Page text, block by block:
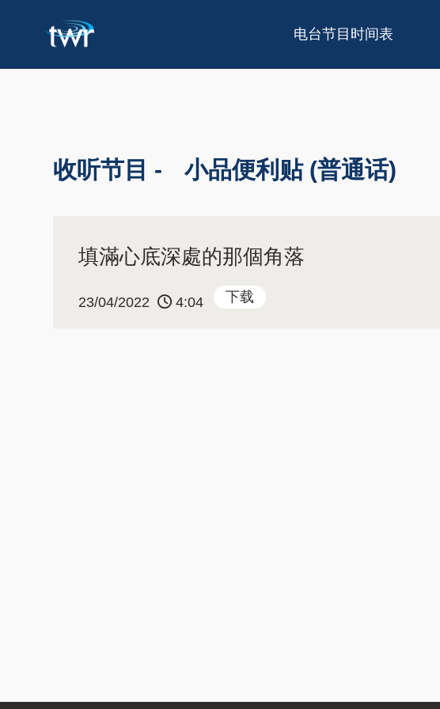
电台节目时间表
收听节目 - 小品便利贴 (普通话)
填滿心底深處的那個角落
23/04/2022 4:04 下载